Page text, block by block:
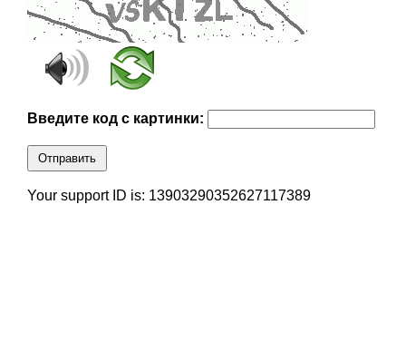
Введите код с картинки:
Отправить
Your support ID is: 13903290352627117389